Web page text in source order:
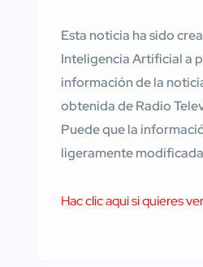
Esta noticia ha sido
Inteligencia Artificial a
información de la
obtenida de Radio
Puede que la
ligeramente modificada
Hac clic aqui si quieres